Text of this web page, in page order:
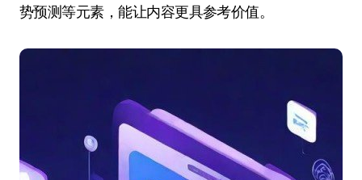
势预测等元素，能让内容更具参考价值。